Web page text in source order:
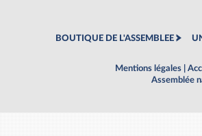
BOUTIQUE DE L'ASSEMBLEE
Mentions légales
Assemblée